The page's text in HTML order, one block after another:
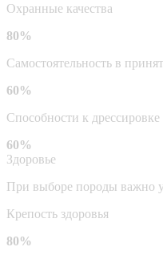
Охранные качества
80%
Самостоятельность в
60%
Способности к дрессировке
60%
Здоровье
При выборе породы важно
Крепость здоровья
80%